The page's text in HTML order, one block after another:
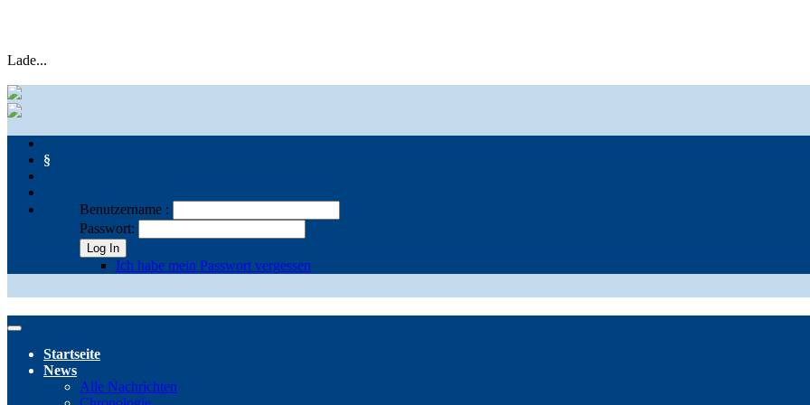
Lade...
§
Benutzername :
Passwort:
Log In
Ich habe mein Passwort vergessen
Startseite
News
Alle Nachrichten